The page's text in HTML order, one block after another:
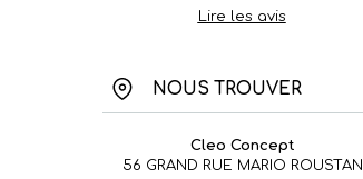
Lire les avis
NOUS TROUVER
Cleo Concept
56 GRAND RUE MARIO ROUSTAN